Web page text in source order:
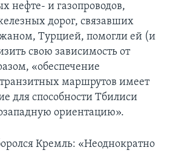
нефте- и газопроводов,
дорог, связавших
Турцией, помогли ей (и
свою зависимость от
«обеспечение
транзитных маршрутов имеет
для способности Тбилиси
ориентацию».
Кремль: «Неоднократно